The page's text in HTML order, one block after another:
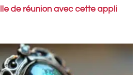
de réunion avec cette appli